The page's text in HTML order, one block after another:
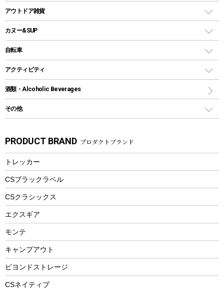
テントアクセサリー
ペグ
グランドシート
ガイドロープ
ツール
鉄板、アミ
焚き火台&ストーブ
火起こし
バーベキューツール
クッカーセット
シェラカップ
クッキングツール
ナイフ
カトラリー
マグカップ、カップ
ステンレスボトル
フードボトル
トレー
ランチョンマット
ランチボックス
ワンタッチタイプ
プラスチックボトル
ディズニーボトル
クーラーバッグ
ウォータージャグ
保冷剤
アウトドアキャリー
アウトドア雑貨
バックパック&バッグ
リュック、バックパック
トートバッグ、サコッシュ
ショッピングキャリー
その他アウトドア雑貨
スプレー関係
ツール、他
カヌー&SUP
インフレータブル
カヤック
パドル
ヘルメット
エアーポンプ
アクセサリー
自転車
折りたたみ自転車
スポーツサイクル
シティサイクル
自転車ウェア
アクティビティ
マリン
ラッシュガード
パラソル
フローティングベスト
ヘルメット
エアーポンプ
ビーチテント
ウィンター
スノーシュー
防寒ウェア
酒類・Alcoholic Beverages
その他
湯たんぽ
防災用品
PRODUCT BRAND プロダクトブランド
トレッカー
CSブラックラベル
CSクラシックス
エクスギア
モンテ
キャンプアウト
ビヨンドストレージ
CSネイティブ